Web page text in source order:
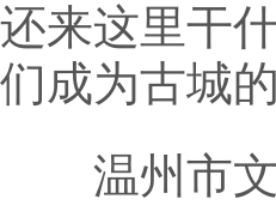
还来这里干
们成为古城
温州市文